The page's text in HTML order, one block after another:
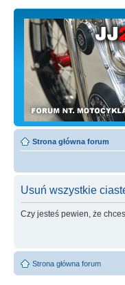
Strona główna forum
Usuń wszystkie
Czy jesteś pewien, że
Strona główna forum